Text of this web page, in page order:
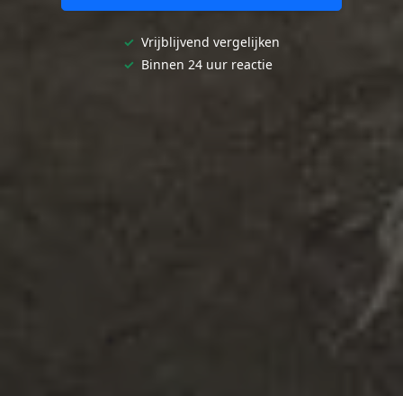
✓ Vrijblijvend vergelijken
✓ Binnen 24 uur reactie